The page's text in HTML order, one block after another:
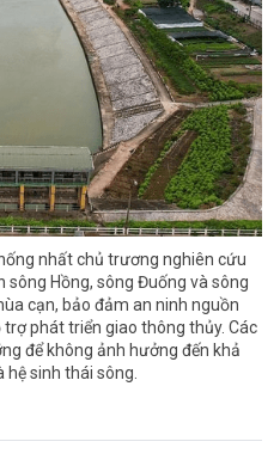
nhất chủ trương nghiên cứu
Hồng, sông Đuống và sông
cạn, bảo đảm an ninh nguồn
phát triển giao thông thủy. Các
để không ảnh hưởng đến khả
sinh thái sông.